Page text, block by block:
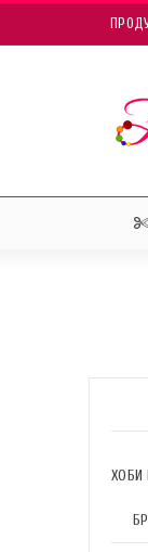
ХОБИ